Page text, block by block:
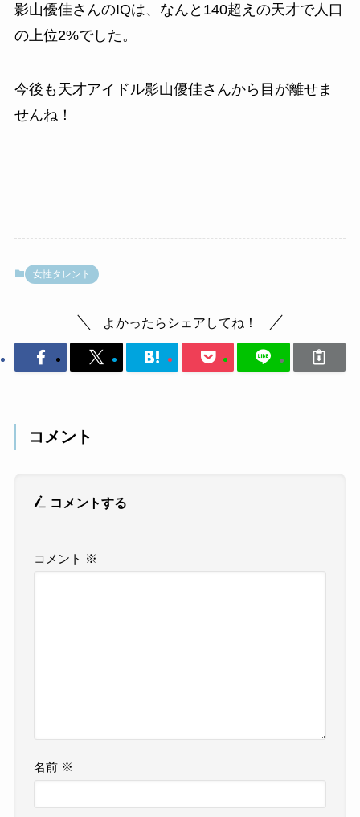
影山優佳さんのIQは、なんと140超えの天才で人口
の上位2%でした。
今後も天才アイドル影山優佳さんから目が離せま
せんね！
女性タレント
よかったらシェアしてね！
コメント
コメントする
コメント ※
名前 ※